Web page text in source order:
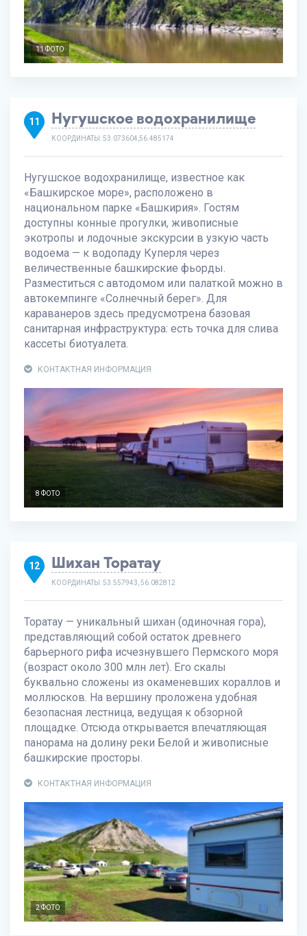
11 ФОТО
11 Нугушское водохранилище
КООРДИНАТЫ: 53.073604,56.485174
Нугушское водохранилище, известное как
«Башкирское море», расположено в
национальном парке «Башкирия». Гостям
доступны конные прогулки, живописные
экотропы и лодочные экскурсии в узкую часть
водоема — к водопаду Куперля через
величественные башкирские фьорды.
Разместиться с автодомом или палаткой можно в
автокемпинге «Солнечный берег». Для
караванеров здесь предусмотрена базовая
санитарная инфраструктура: есть точка для слива
кассеты биотуалета.
КОНТАКТНАЯ ИНФОРМАЦИЯ
8 ФОТО
12 Шихан Торатау
КООРДИНАТЫ: 53.557943, 56.082812
Торатау — уникальный шихан (одиночная гора),
представляющий собой остаток древнего
барьерного рифа исчезнувшего Пермского моря
(возраст около 300 млн лет). Его скалы
буквально сложены из окаменевших кораллов и
моллюсков. На вершину проложена удобная
безопасная лестница, ведущая к обзорной
площадке. Отсюда открывается впечатляющая
панорама на долину реки Белой и живописные
башкирские просторы.
КОНТАКТНАЯ ИНФОРМАЦИЯ
2 ФОТО